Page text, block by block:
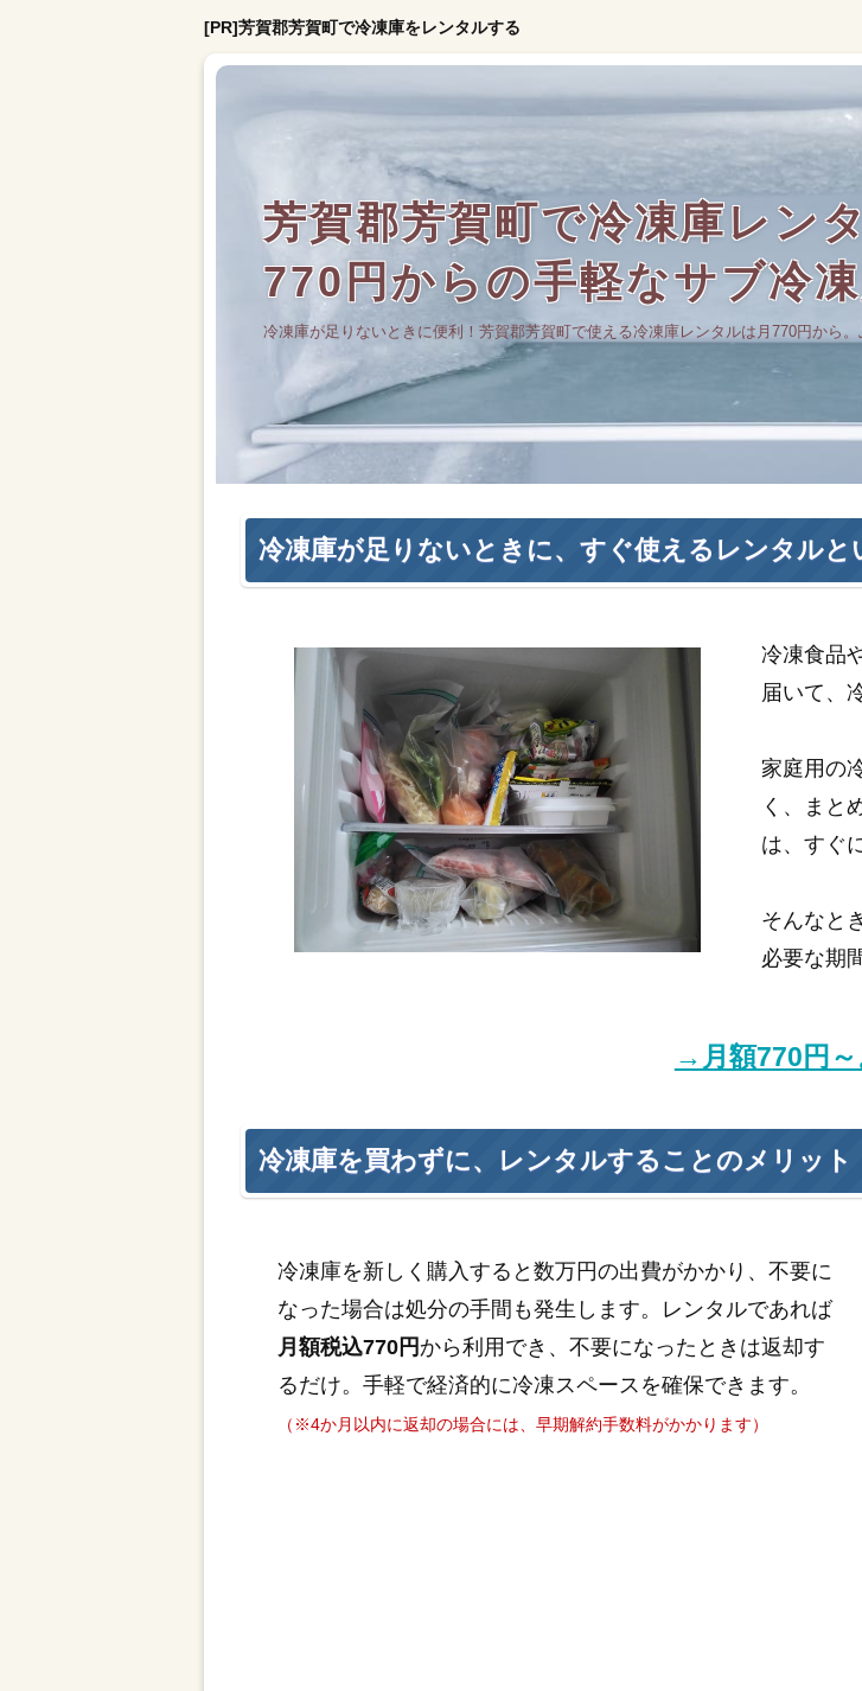
[PR]芳賀郡芳賀町で冷凍庫をレンタルする
芳賀郡芳賀町で冷凍庫レン
770円からの手軽なサブ冷
冷凍庫が足りないときに便利！芳賀郡芳賀町で使える冷凍庫レンタルは月770円から
冷凍庫が足りないときに、すぐ使えるレンタルと
冷凍食品
届いて、
家庭用の
く、まと
は、すぐ
そんなと
必要な期
→月額770円
冷凍庫を買わずに、レンタルすることのメリット
冷凍庫を新しく購入すると数万円の出費がかかり、不要に
なった場合は処分の手間も発生します。レンタルであれば
月額税込770円から利用でき、不要になったときは返却す
るだけ。手軽で経済的に冷凍スペースを確保できます。
（※4か月以内に返却の場合には、早期解約手数料がかかります）